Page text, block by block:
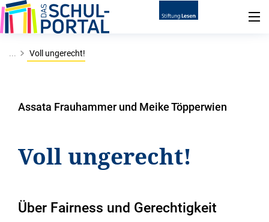
... Voll ungerecht!
Assata Frauhammer und Meike Töpperwien
Voll ungerecht!
Über Fairness und Gerechtigkeit